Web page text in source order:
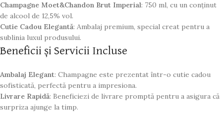
Champagne Moet&Chandon Brut Imperial: 750 ml, cu un conținut
de alcool de 12,5% vol.
Cutie Cadou Elegantă: Ambalaj premium, special creat pentru a
sublinia luxul produsului.
Beneficii și Servicii Incluse
Ambalaj Elegant: Champagne este prezentat într-o cutie cadou
sofisticată, perfectă pentru a impresiona.
Livrare Rapidă: Beneficiezi de livrare promptă pentru a asigura că
surpriza ajunge la timp.